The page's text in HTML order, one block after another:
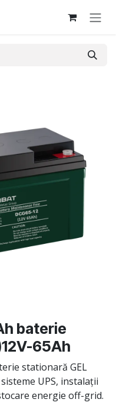
baterie
65Ah
stationară GEL
UPS, instalații
energie off-grid.